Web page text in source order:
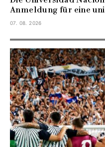
Anmeldung für eine
07. 08. 2026